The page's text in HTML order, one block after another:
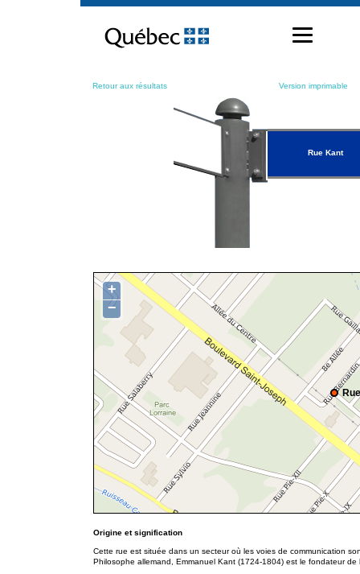
contenu
Retour aux résultats Version imprimable
Rue Kant
+
−
Origine et signification
Cette rue est située dans un secteur où les voies de communication
Philosophe allemand, Emmanuel Kant (1724-1804) est le fondateur